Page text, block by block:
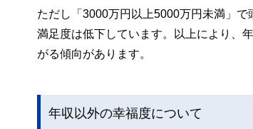
ただし「3000万円以上5000万円未満」
満足度は低下しています。以上により、
がる傾向があります。
年収以外の幸福度について